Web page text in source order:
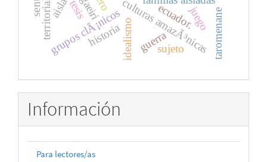
culturas amazÃ³nicas
grupos clÃ¡nicos taromenane
ecuador.
idealismo
tesis
historia guerra
juego
sujeto
Información
Para lectores/as